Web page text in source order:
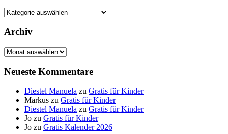
Kategorien
Archiv
Archiv
Neueste Kommentare
Diestel Manuela zu Gratis für Kinder
Markus zu Gratis für Kinder
Diestel Manuela zu Gratis für Kinder
Jo zu Gratis für Kinder
Jo zu Gratis Kalender 2026